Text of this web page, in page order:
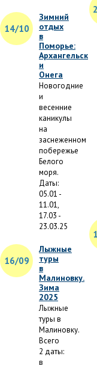
14/10
Зимний
отдых
в
Поморье:
Архангельск
и
Онега
Новогодние
и
весенние
каникулы
на
заснеженном
побережье
Белого
моря.
Даты:
05.01 -
11.01,
17.03 -
23.03.25
16/09
Лыжные
туры
в
Малиновку.
Зима
2025
Лыжные
туры в
Малиновку.
Всего
2 даты:
в